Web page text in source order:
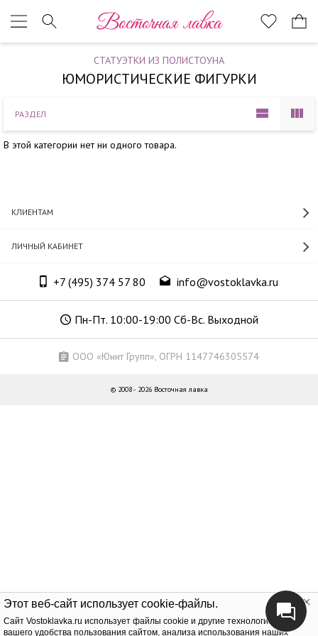
Этот веб-сайт использует cookie-файлы.
Cайт Vostoklavka.ru использует файлы cookie и другие технологии для
вашего удобства пользования сайтом, анализа использования наших
Восточная лавка
СТАТУЭТКИ ИЗ ПОЛИСТОУНА
ЮМОРИСТИЧЕСКИЕ ФИГУРКИ
РАЗДЕЛ
В этой категории нет ни одного товара.
КЛИЕНТАМ
ЛИЧНЫЙ КАБИНЕТ
+7 (495) 374 57 80 info@vostoklavka.ru
Пн-Пт. 10:00-19:00 Сб-Вс. Выходной
ООО «Юнит Групп», ОГРН 1147746305574
© 2008 - 2026 Восточная лавка